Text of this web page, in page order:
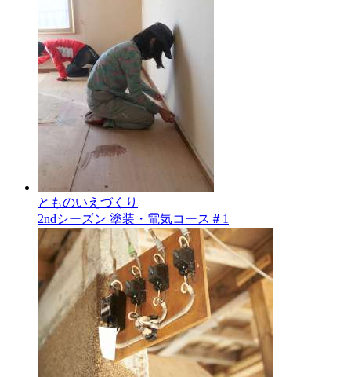
とものいえづくり
2ndシーズン 塗装・電気コース＃1